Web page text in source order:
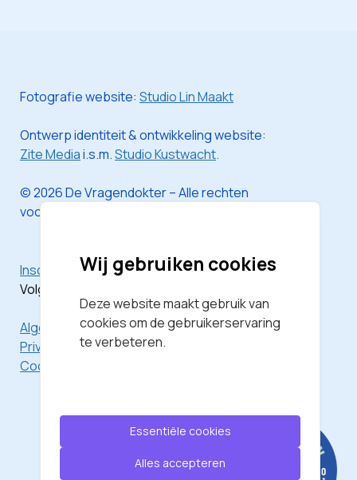
Fotografie website: Studio Lin Maakt
Ontwerp identiteit & ontwikkeling website:
Zite Mediai.s.m.Studio Kustwacht.
© 2026 De Vragendokter – Alle rechten
voorbehouden
Inschrijven voor de nieuwsbrief
Volg mij via
Algemene Voorwaarden
Privacyverklaring
Cookieverklaring
Wij gebruiken cookies
Deze website maakt gebruik van
cookies om de gebruikerservaring
te verbeteren.
Essentiële cookies
Alles accepteren